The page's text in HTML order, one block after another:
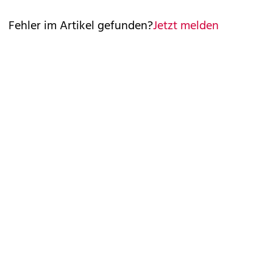
Fehler im Artikel gefunden?Jetzt melden